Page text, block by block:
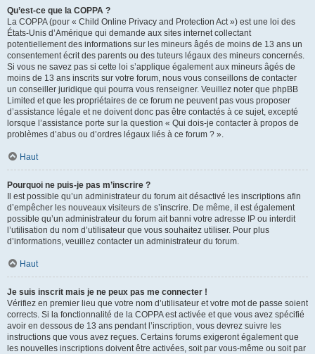
Qu’est-ce que la COPPA ?
La COPPA (pour « Child Online Privacy and Protection Act ») est une loi des
États-Unis d’Amérique qui demande aux sites internet collectant
potentiellement des informations sur les mineurs âgés de moins de 13 ans un
consentement écrit des parents ou des tuteurs légaux des mineurs concernés.
Si vous ne savez pas si cette loi s’applique également aux mineurs âgés de
moins de 13 ans inscrits sur votre forum, nous vous conseillons de contacter
un conseiller juridique qui pourra vous renseigner. Veuillez noter que phpBB
Limited et que les propriétaires de ce forum ne peuvent pas vous proposer
d’assistance légale et ne doivent donc pas être contactés à ce sujet, excepté
lorsque l’assistance porte sur la question « Qui dois-je contacter à propos de
problèmes d’abus ou d’ordres légaux liés à ce forum ? ».
Haut
Pourquoi ne puis-je pas m’inscrire ?
Il est possible qu’un administrateur du forum ait désactivé les inscriptions afin
d’empêcher les nouveaux visiteurs de s’inscrire. De même, il est également
possible qu’un administrateur du forum ait banni votre adresse IP ou interdit
l’utilisation du nom d’utilisateur que vous souhaitez utiliser. Pour plus
d’informations, veuillez contacter un administrateur du forum.
Haut
Je suis inscrit mais je ne peux pas me connecter !
Vérifiez en premier lieu que votre nom d’utilisateur et votre mot de passe soient
corrects. Si la fonctionnalité de la COPPA est activée et que vous avez spécifié
avoir en dessous de 13 ans pendant l’inscription, vous devrez suivre les
instructions que vous avez reçues. Certains forums exigeront également que
les nouvelles inscriptions doivent être activées, soit par vous-même ou soit par